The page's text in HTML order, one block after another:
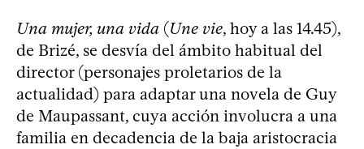
Una mujer, una vida (Une vie, hoy a las 14.45),
de Brizé, se desvía del ámbito habitual del
director (personajes proletarios de la
actualidad) para adaptar una novela de Guy
de Maupassant, cuya acción involucra a una
familia en decadencia de la baja aristocracia